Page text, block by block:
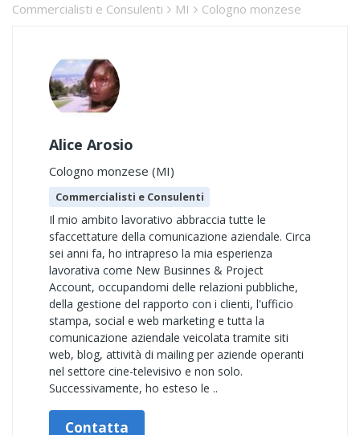
Commercialisti e Consulenti MI Cologno monzese
Alice Arosio
Cologno monzese (MI)
Commercialisti e Consulenti
Il mio ambito lavorativo abbraccia tutte le
sfaccettature della comunicazione aziendale. Circa
sei anni fa, ho intrapreso la mia esperienza
lavorativa come New Businnes & Project
Account, occupandomi delle relazioni pubbliche,
della gestione del rapporto con i clienti, l'ufficio
stampa, social e web marketing e tutta la
comunicazione aziendale veicolata tramite siti
web, blog, attività di mailing per aziende operanti
nel settore cine-televisivo e non solo.
Successivamente, ho esteso le ..
Contatta